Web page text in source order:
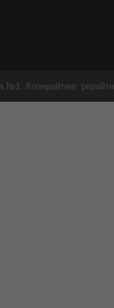
№1. Копирайтинг,